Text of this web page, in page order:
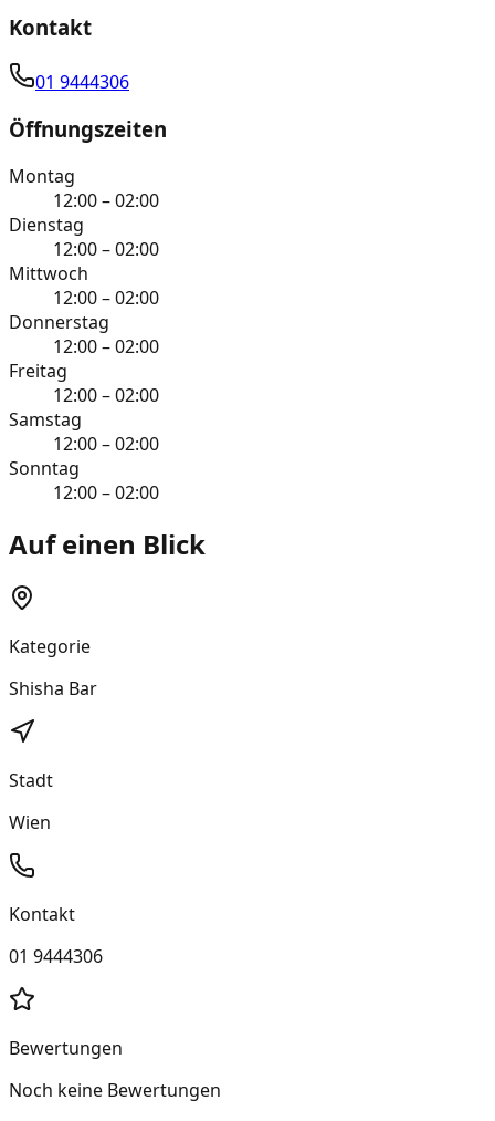
Kontakt
01 9444306
Öffnungszeiten
Montag
12:00 – 02:00
Dienstag
12:00 – 02:00
Mittwoch
12:00 – 02:00
Donnerstag
12:00 – 02:00
Freitag
12:00 – 02:00
Samstag
12:00 – 02:00
Sonntag
12:00 – 02:00
Auf einen Blick
Kategorie
Shisha Bar
Stadt
Wien
Kontakt
01 9444306
Bewertungen
Noch keine Bewertungen